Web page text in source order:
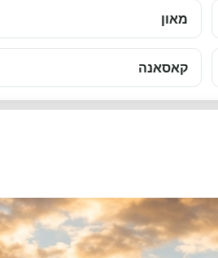
מאון
קאסאנה